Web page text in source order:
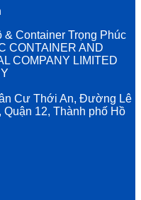
Container Trọng Phúc
CONTAINER AND
COMPANY LIMITED
Cư Thới An, Đường Lê
12, Thành phố Hồ